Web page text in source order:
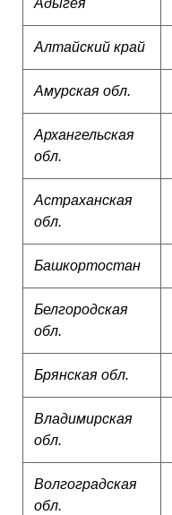
Адыгея
Алтайский край
Амурская обл.
Архангельская
обл.
Астраханская
обл.
Башкортостан
Белгородская
обл.
Брянская обл.
Владимирская
обл.
Волгоградская
обл.